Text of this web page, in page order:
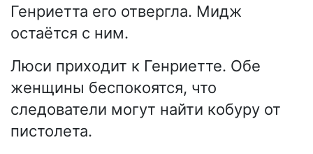
Генриетта его отвергла. Мидж
остаётся с ним.
Люси приходит к Генриетте. Обе
женщины беспокоятся, что
следователи могут найти кобуру от
пистолета.